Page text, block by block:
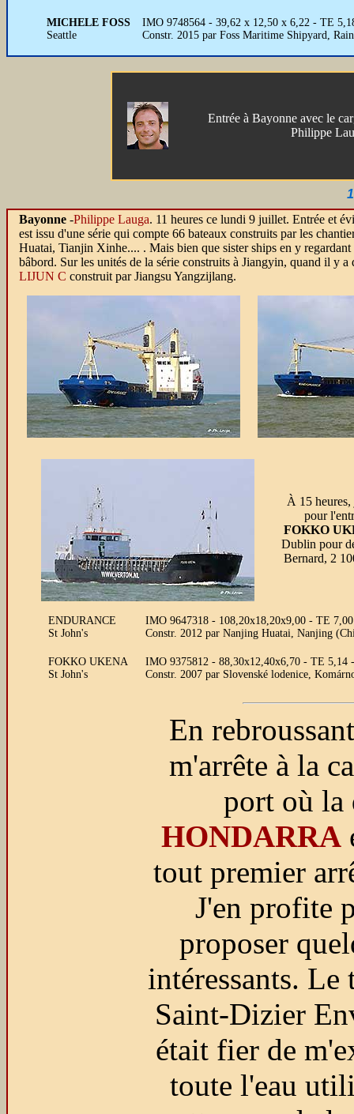
MICHELE FOSS
Seattle
IMO 9748564 - 39,62 x 12,50 x 6,22 - TE
Constr. 2015 par Foss Maritime Shipyard,
Entrée à Bayonne avec le
Philippe
Bayonne -Philippe Lauga. 11 heures ce lundi 9 juillet. Entrée et
est issu d'une série qui compte 66 bateaux construits par les
Huatai, Tianjin Xinhe.... . Mais bien que sister ships en y
bâbord. Sur les unités de la série construits à Jiangyin, quand il y
LIJUN C construit par Jiangsu Yangzijlang.
À 15
pour
FOKKO
Dublin pour
Bernard, 2
ENDURANCE
St John's
IMO 9647318 - 108,20x18,20x9,00 - TE
Constr. 2012 par Nanjing Huatai, Nanjing
FOKKO UKENA
St John's
IMO 9375812 - 88,30x12,40x6,70 - TE
Constr. 2007 par Slovenské lodenice,
En
m'arrête à la
port où la
HONDARRA
tout premier
J'en profite
proposer
intéressants. Le
Saint-Dizier
était fier de
toute l'eau